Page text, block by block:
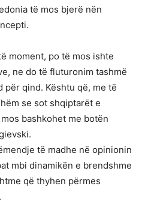
të mos bjerë nën
moment, po të mos ishte
ne do të fluturonim tashmë
për qind. Kështu që, me të
se sot shqiptarët e
bashkohet me botën
të madhe në opinionin
mbi dinamikën e brendshme
që thyhen përmes